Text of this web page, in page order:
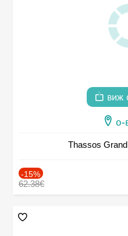
виж
о-
Thassos Grand
-15%
62.38€